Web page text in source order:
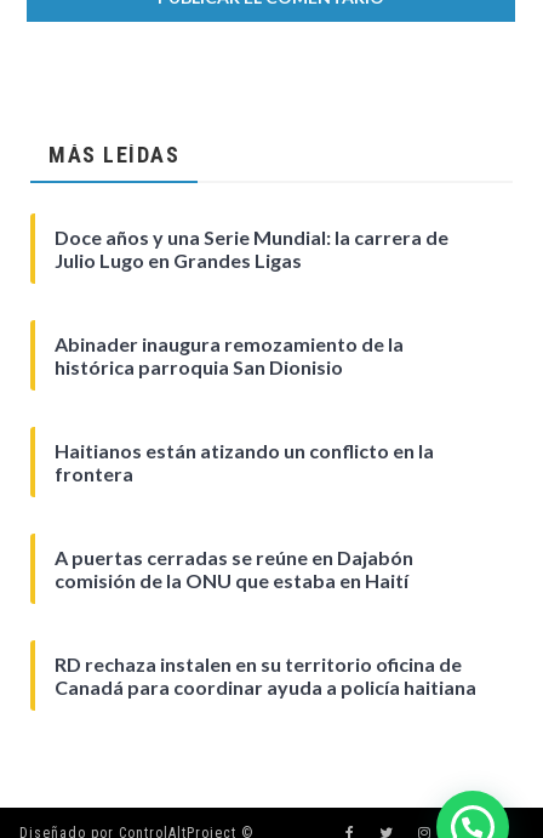
MÁS LEÍDAS
Doce años y una Serie Mundial: la carrera de
Julio Lugo en Grandes Ligas
Abinader inaugura remozamiento de la
histórica parroquia San Dionisio
Haitianos están atizando un conflicto en la
frontera
A puertas cerradas se reúne en Dajabón
comisión de la ONU que estaba en Haití
RD rechaza instalen en su territorio oficina de
Canadá para coordinar ayuda a policía haitiana
Diseñado por ControlAltProject ©